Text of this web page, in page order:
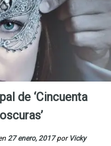
de ‘Cincuenta
27 enero, 2017 por Vicky